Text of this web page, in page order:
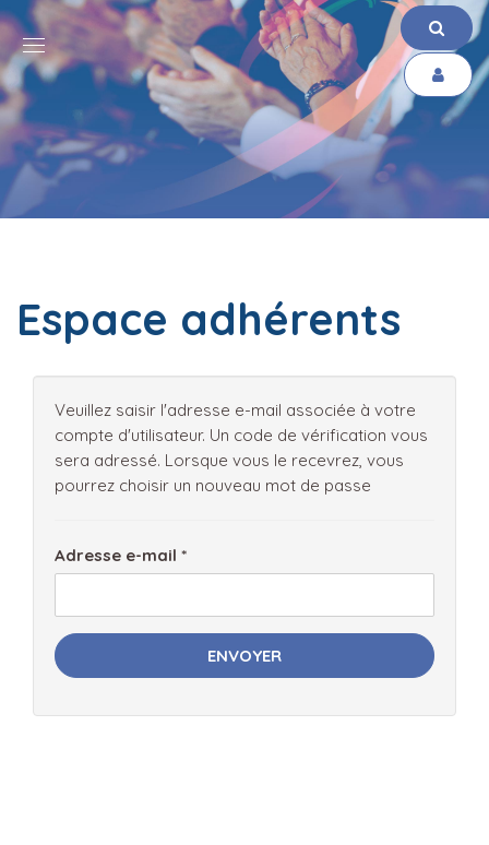
Espace adhérents
Veuillez saisir l'adresse e-mail associée à votre
compte d'utilisateur. Un code de vérification vous
sera adressé. Lorsque vous le recevrez, vous
pourrez choisir un nouveau mot de passe
Adresse e-mail *
ENVOYER